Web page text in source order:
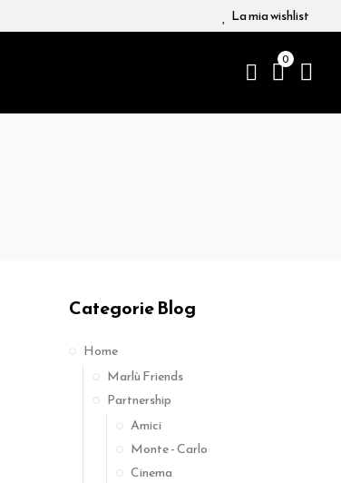
La mia wishlist
0
Categorie Blog
Home
Marlù Friends
Partnership
Amici
Monte - Carlo
Cinema